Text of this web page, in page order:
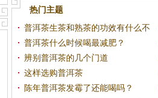
热门主题
普洱茶生茶和熟茶的功效有什么不
普洱茶什么时候喝最减肥？
辨别普洱茶的几个门道
这样选购普洱茶
陈年普洱茶发霉了还能喝吗？